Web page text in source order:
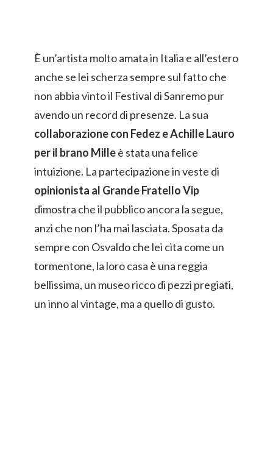
È un’artista molto amata in Italia e all’estero
anche se lei scherza sempre sul fatto che
non abbia vinto il Festival di Sanremo pur
avendo un record di presenze. La sua
collaborazione con Fedez e Achille Lauro
per il brano Milleè stata una felice
intuizione. La partecipazione in veste di
opinionista al Grande Fratello Vip
dimostra che il pubblico ancora la segue,
anzi che non l’ha mai lasciata. Sposata da
sempre con Osvaldo che lei cita come un
tormentone, la loro casa è una reggia
bellissima, un museo ricco di pezzi pregiati,
un inno al vintage, ma a quello di gusto.